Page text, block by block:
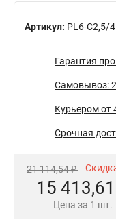
Артикул: PL6-C2,5/4
Гарантия
Самовывоз:
Курьером от
Срочная
21 114,54 ₽
15
Цена за 1 шт.